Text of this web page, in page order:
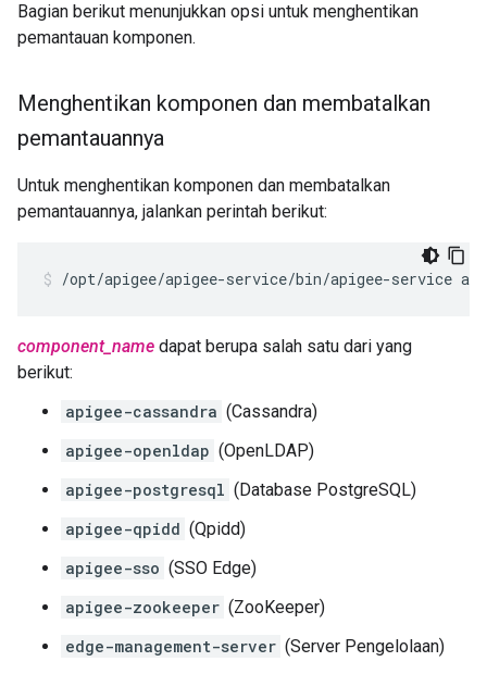
Bagian berikut menunjukkan opsi untuk menghentikan
pemantauan komponen.
Menghentikan komponen dan membatalkan
pemantauannya
Untuk menghentikan komponen dan membatalkan
pemantauannya, jalankan perintah berikut:
/opt/apigee/apigee-service/bin/apigee-service
component_name dapat berupa salah satu dari yang
berikut:
apigee-cassandra (Cassandra)
apigee-openldap (OpenLDAP)
apigee-postgresql (Database PostgreSQL)
apigee-qpidd (Qpidd)
apigee-sso (SSO Edge)
apigee-zookeeper (ZooKeeper)
edge-management-server (Server Pengelolaan)